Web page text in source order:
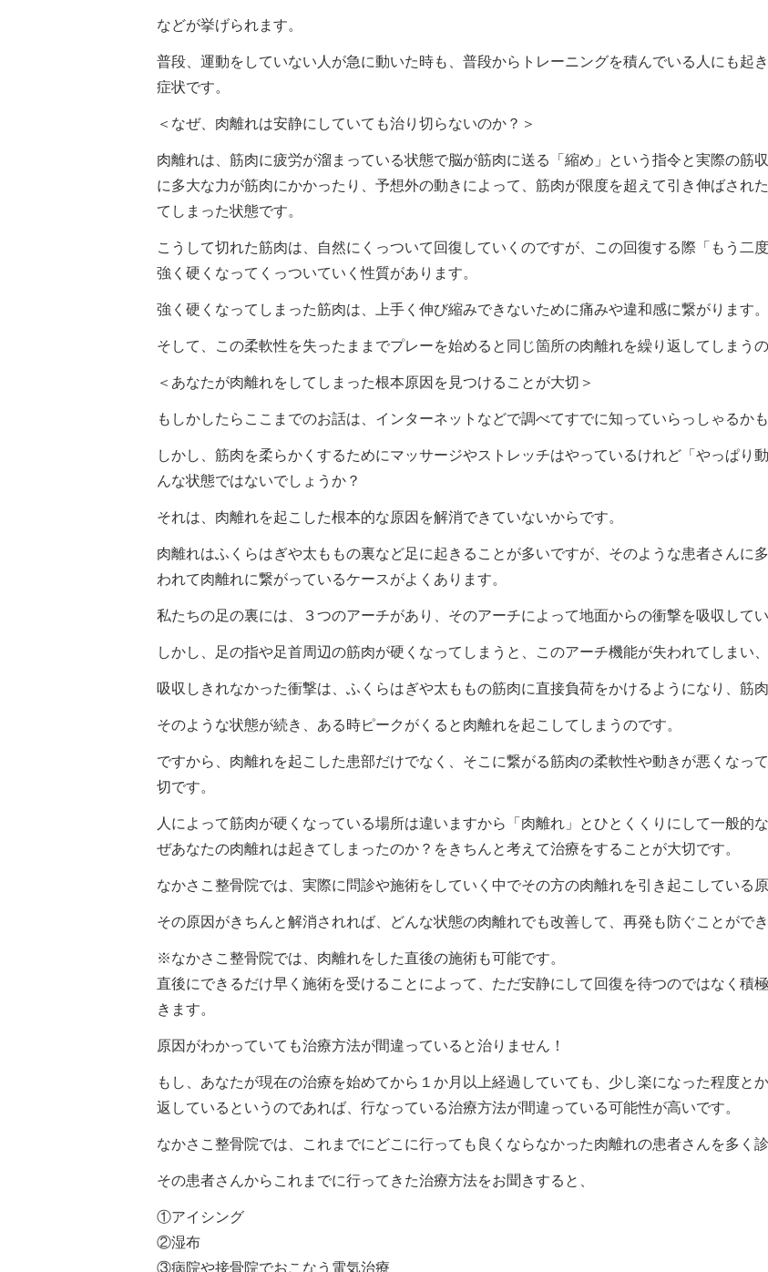
などが挙げられます。
普段、運動をしていない人が急に動いた時も、普段からトレーニングを積んでいる人にも起
症状です。
＜なぜ、肉離れは安静にしていても治り切らないのか？＞
肉離れは、筋肉に疲労が溜まっている状態で脳が筋肉に送る「縮め」という指令と実際の筋
に多大な力が筋肉にかかったり、予想外の動きによって、筋肉が限度を超えて引き伸ばされ
てしまった状態です。
こうして切れた筋肉は、自然にくっついて回復していくのですが、この回復する際「もう二
強く硬くなってくっついていく性質があります。
強く硬くなってしまった筋肉は、上手く伸び縮みできないために痛みや違和感に繋がります。
そして、この柔軟性を失ったままでプレーを始めると同じ箇所の肉離れを繰り返してしまうの
＜あなたが肉離れをしてしまった根本原因を見つけることが大切＞
もしかしたらここまでのお話は、インターネットなどで調べてすでに知っていらっしゃるかも
しかし、筋肉を柔らかくするためにマッサージやストレッチはやっているけれど「やっぱり
んな状態ではないでしょうか？
それは、肉離れを起こした根本的な原因を解消できていないからです。
肉離れはふくらはぎや太ももの裏など足に起きることが多いですが、そのような患者さんに
われて肉離れに繋がっているケースがよくあります。
私たちの足の裏には、３つのアーチがあり、そのアーチによって地面からの衝撃を吸収してい
しかし、足の指や足首周辺の筋肉が硬くなってしまうと、このアーチ機能が失われてしまい
吸収しきれなかった衝撃は、ふくらはぎや太ももの筋肉に直接負荷をかけるようになり、筋
そのような状態が続き、ある時ピークがくると肉離れを起こしてしまうのです。
ですから、肉離れを起こした患部だけでなく、そこに繋がる筋肉の柔軟性や動きが悪くなっ
切です。
人によって筋肉が硬くなっている場所は違いますから「肉離れ」とひとくくりにして一般的
ぜあなたの肉離れは起きてしまったのか？をきちんと考えて治療をすることが大切です。
なかさこ整骨院では、実際に問診や施術をしていく中でその方の肉離れを引き起こしている
その原因がきちんと解消されれば、どんな状態の肉離れでも改善して、再発も防ぐことができ
※なかさこ整骨院では、肉離れをした直後の施術も可能です。
直後にできるだけ早く施術を受けることによって、ただ安静にして回復を待つのではなく積
きます。
原因がわかっていても治療方法が間違っていると治りません！
もし、あなたが現在の治療を始めてから１か月以上経過していても、少し楽になった程度と
返しているというのであれば、行なっている治療方法が間違っている可能性が高いです。
なかさこ整骨院では、これまでにどこに行っても良くならなかった肉離れの患者さんを多く診
その患者さんからこれまでに行ってきた治療方法をお聞きすると、
①アイシング
②湿布
③病院や接骨院でおこなう電気治療